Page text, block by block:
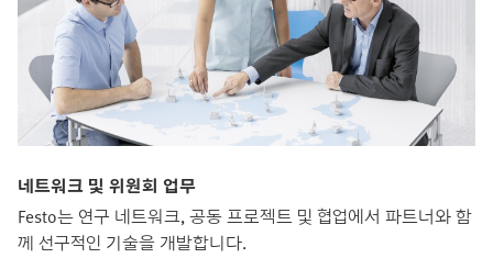
네트워크 및 위원회 업무
Festo는 연구 네트워크, 공동 프로젝트 및 협업에서 파트너와 함
께 선구적인 기술을 개발합니다.